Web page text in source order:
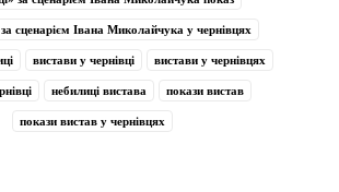
сценарієм Івана Миколайчука у чернівцях
вистави у чернівці вистави у чернівцях
небилиці вистава покази вистав
покази вистав у чернівцях